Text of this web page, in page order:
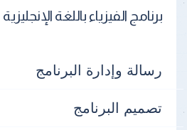
برنامج الفيزياء باللغة الإنجليزية
رسالة وإدارة البرنامج
تصميم البرنامج